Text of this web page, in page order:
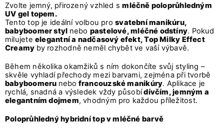
Zvolte jemný, přirozený vzhled smléčně poloprůhledným
UV gel topem.
Tento top je ideální volbou prosvatební manikúru,
babyboomer styl nebo pastelové, mléčné odstíny. Pokud
milujete elegantní a nadčasový efekt, Top Milky Effect
Creamy by rozhodně neměl chybět ve vaší výbavě.
Během několika okamžiků s ním dokončíte svůj styling –
skvěle vyhladí přechody mezi barvami, zejména při tvorbě
babyboomeru nebo francouzské manikúry. Aplikace je
rychlá, snadná a výsledek vždy působídívčím, jemným a
elegantním dojmem, vhodným pro každou příležitost.
Poloprůhledný hybridní top v mléčné barvě